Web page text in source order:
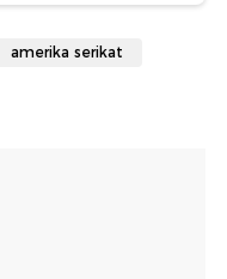
amerika serikat